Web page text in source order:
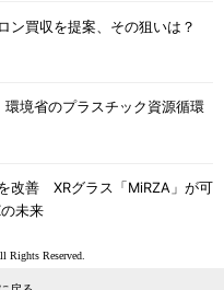
ン買収を提案、その狙いは？
境省のプラスチック資源循環
改善 XRグラス「MiRZA」が可
未来
Reserved.